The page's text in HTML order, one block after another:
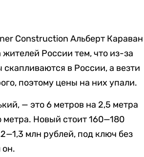
Construction Альберт Караван
жителей России тем, что из-за
в России, а везти
поэтому цены на них упали.
— это 6 метров на 2,5 метра
метра. Новый стоит 160—180
млн рублей, под ключ без
он.